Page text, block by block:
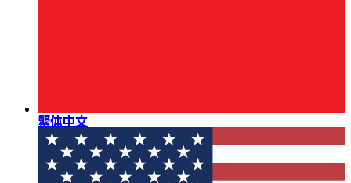
繁体中文